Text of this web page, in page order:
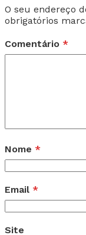
O seu endereço
obrigatórios
Comentário *
Nome *
Email *
Site